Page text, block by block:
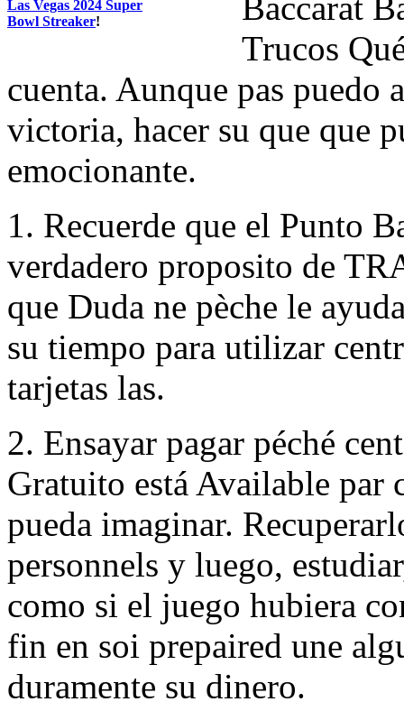
Las Vegas 2024 Super
Bowl Streaker!
Trucos
cuenta. Aunque pas puedo
victoria, hacer su que que
emocionante.
1. Recuerde que el Punto
verdadero proposito de
que Duda ne pèche le
su tiempo para utilizar
tarjetas las.
2. Ensayar pagar péché
Gratuito está Available par
pueda imaginar.
personnels y luego,
como si el juego hubiera
fin en soi prepaired une
duramente su dinero.